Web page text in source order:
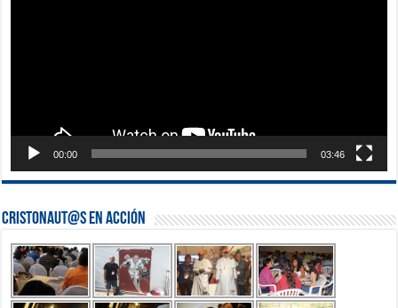
00:00 03:46
Cristonaut@s en Acción